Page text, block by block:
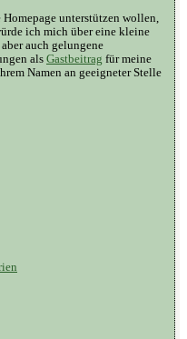
unterstützen wollen,
ich mich über eine kleine
auch gelungene
als Gastbeitrag für meine
Namen an geeigneter Stelle